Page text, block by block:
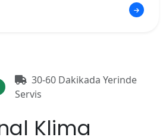
30-60 Dakikada Yerinde
Servis
Klima